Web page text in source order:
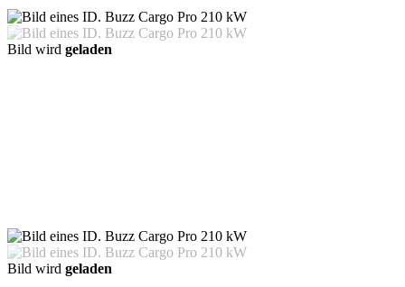
Bild wird geladen
Bild wird geladen